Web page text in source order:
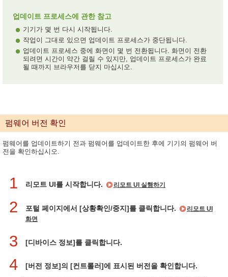
업데이트 프로세스에 관한 참고
기기가 몇 번 다시 시작됩니다.
작업이 그대로 있으면 업데이트 프로세스가 중단됩니다.
업데이트 프로세스 중에 화면이 몇 번 전환됩니다. 화면이 전환
되려면 시간이 약간 걸릴 수 있지만, 업데이트 프로세스가 완료
될 때까지 브라우저를 닫지 마십시오.
펌웨어 버전 확인
펌웨어를 업데이트하기 전과 펌웨어를 업데이트한 후에 기기의 펌웨어 버
전을 확인하십시오.
1 리모트 UI를 시작합니다. 리모트 UI 실행하기
2 포털 페이지에서 [상황확인/중지]를 클릭합니다.
리모트 UI
화면
3 [디바이스 정보]를 클릭합니다.
4 [버전 정보]의 [컨트롤러]에 표시된 버전을 확인합니다.